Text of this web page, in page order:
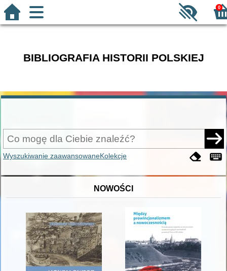
0
BIBLIOGRAFIA HISTORII POLSKIEJ
Wyszukiwanie zaawansowaneKolekcje
NOWOŚCI